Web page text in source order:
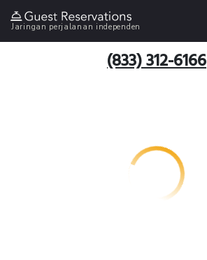
Jaringan perjalanan independen
(833) 312-6166